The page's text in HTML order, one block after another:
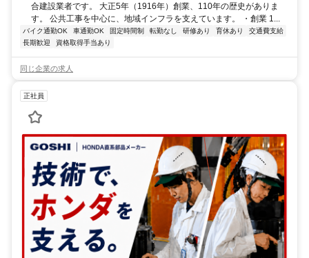
合建設業者です。 大正5年（1916年）創業、110年の歴史がありま
す。 公共工事を中心に、地域インフラを支えています。 ・創業 1...
バイク通勤OK 車通勤OK 固定時間制 転勤なし 研修あり 育休あり
交通費支給
長期歓迎
資格取得手当あり
同じ企業の求人
正社員